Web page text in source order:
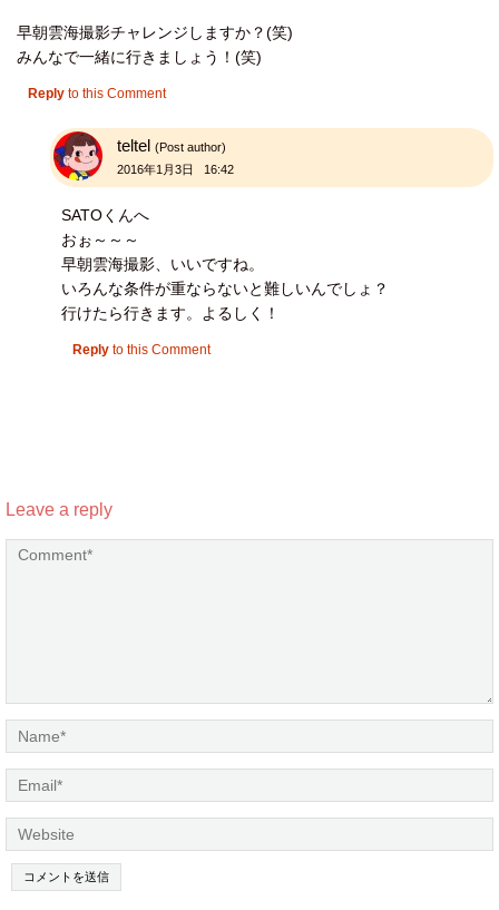
早朝雲海撮影チャレンジしますか？(笑)
みんなで一緒に行きましょう！(笑)
Reply to this Comment
teltel (Post author)
2016年1月3日 16:42
SATOくんへ
おぉ～～～
早朝雲海撮影、いいですね。
いろんな条件が重ならないと難しいんでしょ？
行けたら行きます。よるしく！
Reply to this Comment
Leave a reply